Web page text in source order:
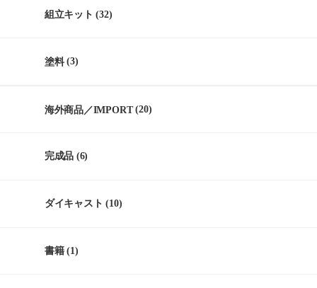
組立キット (32)
塗料(3)
海外商品／IMPORT(20)
完成品 (6)
ダイキャスト (10)
書籍(1)